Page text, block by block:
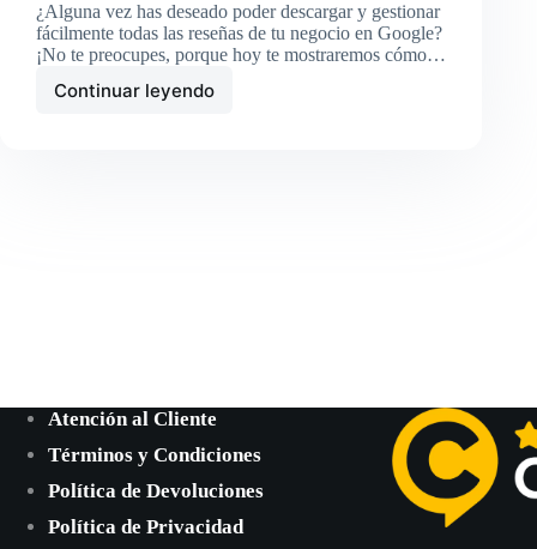
¿Alguna vez has deseado poder descargar y gestionar
fácilmente todas las reseñas de tu negocio en Google?
¡No te preocupes, porque hoy te mostraremos cómo…
Continuar leyendo
Descargar
Atención al Cliente
Términos y Condiciones
Política de Devoluciones
Política de Privacidad